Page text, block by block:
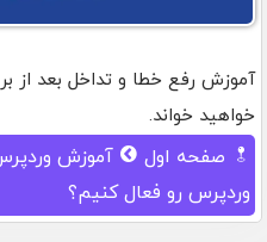
آموزش رفع خطا و تداخل بعد از
خواهید خواند.
صفحه اول آموزش
وردپرس رو فعال کنیم؟